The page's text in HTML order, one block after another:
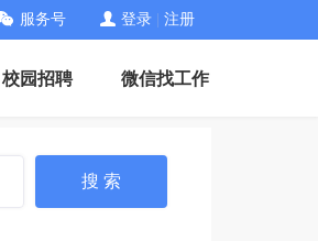
服务号 登录 注册
校园招聘 微信找工作
搜 索